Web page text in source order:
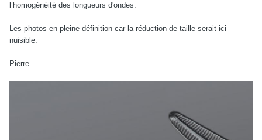
l’homogénéité des longueurs d'ondes.
Les photos en pleine définition car la réduction de taille serait ici
nuisible.
Pierre